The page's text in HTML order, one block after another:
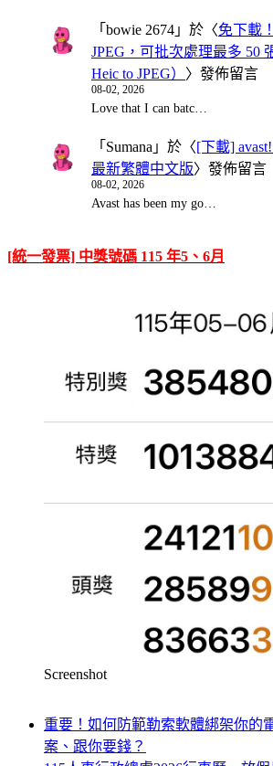
「 bowie 2674 」於〈免下載
JPEG，可批次處理最多 50
Heic to JPEG） 〉發佈留言
08-02, 2026
Love that I can batc…
「 Sumana 」於〈[下載]
最新繁體中文版〉發佈留言
08-02, 2026
Avast has been my go…
[統一發票] 中獎號碼 115 年5、6月
Screenshot
重要！如何防範勒索軟體綁架你的
案、跟你要錢？